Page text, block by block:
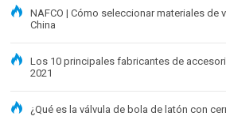
NAFCO | Cómo seleccionar materiales de
China
Los 10 principales fabricantes de
2021
¿Qué es la válvula de bola de latón con